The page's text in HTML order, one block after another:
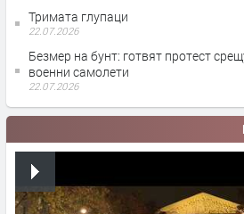
Тримата глупаци
22.07.2026
Безмер на бунт: готвят протест
военни самолети
22.07.2026